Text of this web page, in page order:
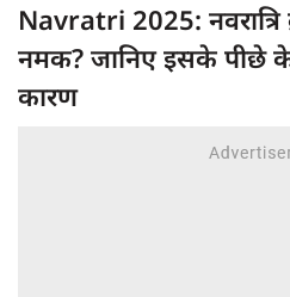
Navratri 2025:
नमक? जानिए इसके पीछे के
कारण